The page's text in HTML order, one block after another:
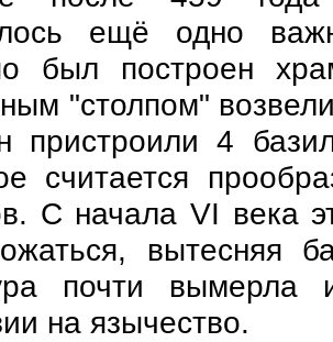
ещё одно
был построен
"столпом"
пристроили 4
считается
С начала VI века
вытесняя
почти
на язычество.